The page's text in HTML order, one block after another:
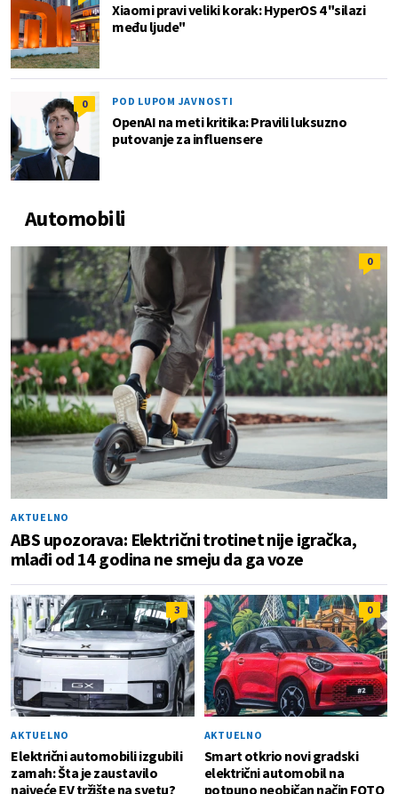
Xiaomi pravi veliki korak: HyperOS 4 "silazi
među ljude"
0 POD LUPOM JAVNOSTI
OpenAI na meti kritika: Pravili luksuzno
putovanje za influensere
Automobili
0
AKTUELNO
ABS upozorava: Električni trotinet nije igračka,
mlađi od 14 godina ne smeju da ga voze
3
AKTUELNO
Električni automobili izgubili
zamah: Šta je zaustavilo
najveće EV tržište na svetu?
0
AKTUELNO
Smart otkrio novi gradski
električni automobil na
potpuno neobičan način FOTO